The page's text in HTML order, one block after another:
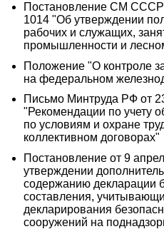
Постановление СМ СССР
1014 "Об утверждении
рабочих и служащих,
промышленности и
Положение "О контроле
на федеральном
Письмо Минтруда РФ от
"Рекомендации по учету
по условиям и охране
коллективном договорах"
Постановление от 9
утверждении
содержанию декларации
составления,
декларирования
сооружений на